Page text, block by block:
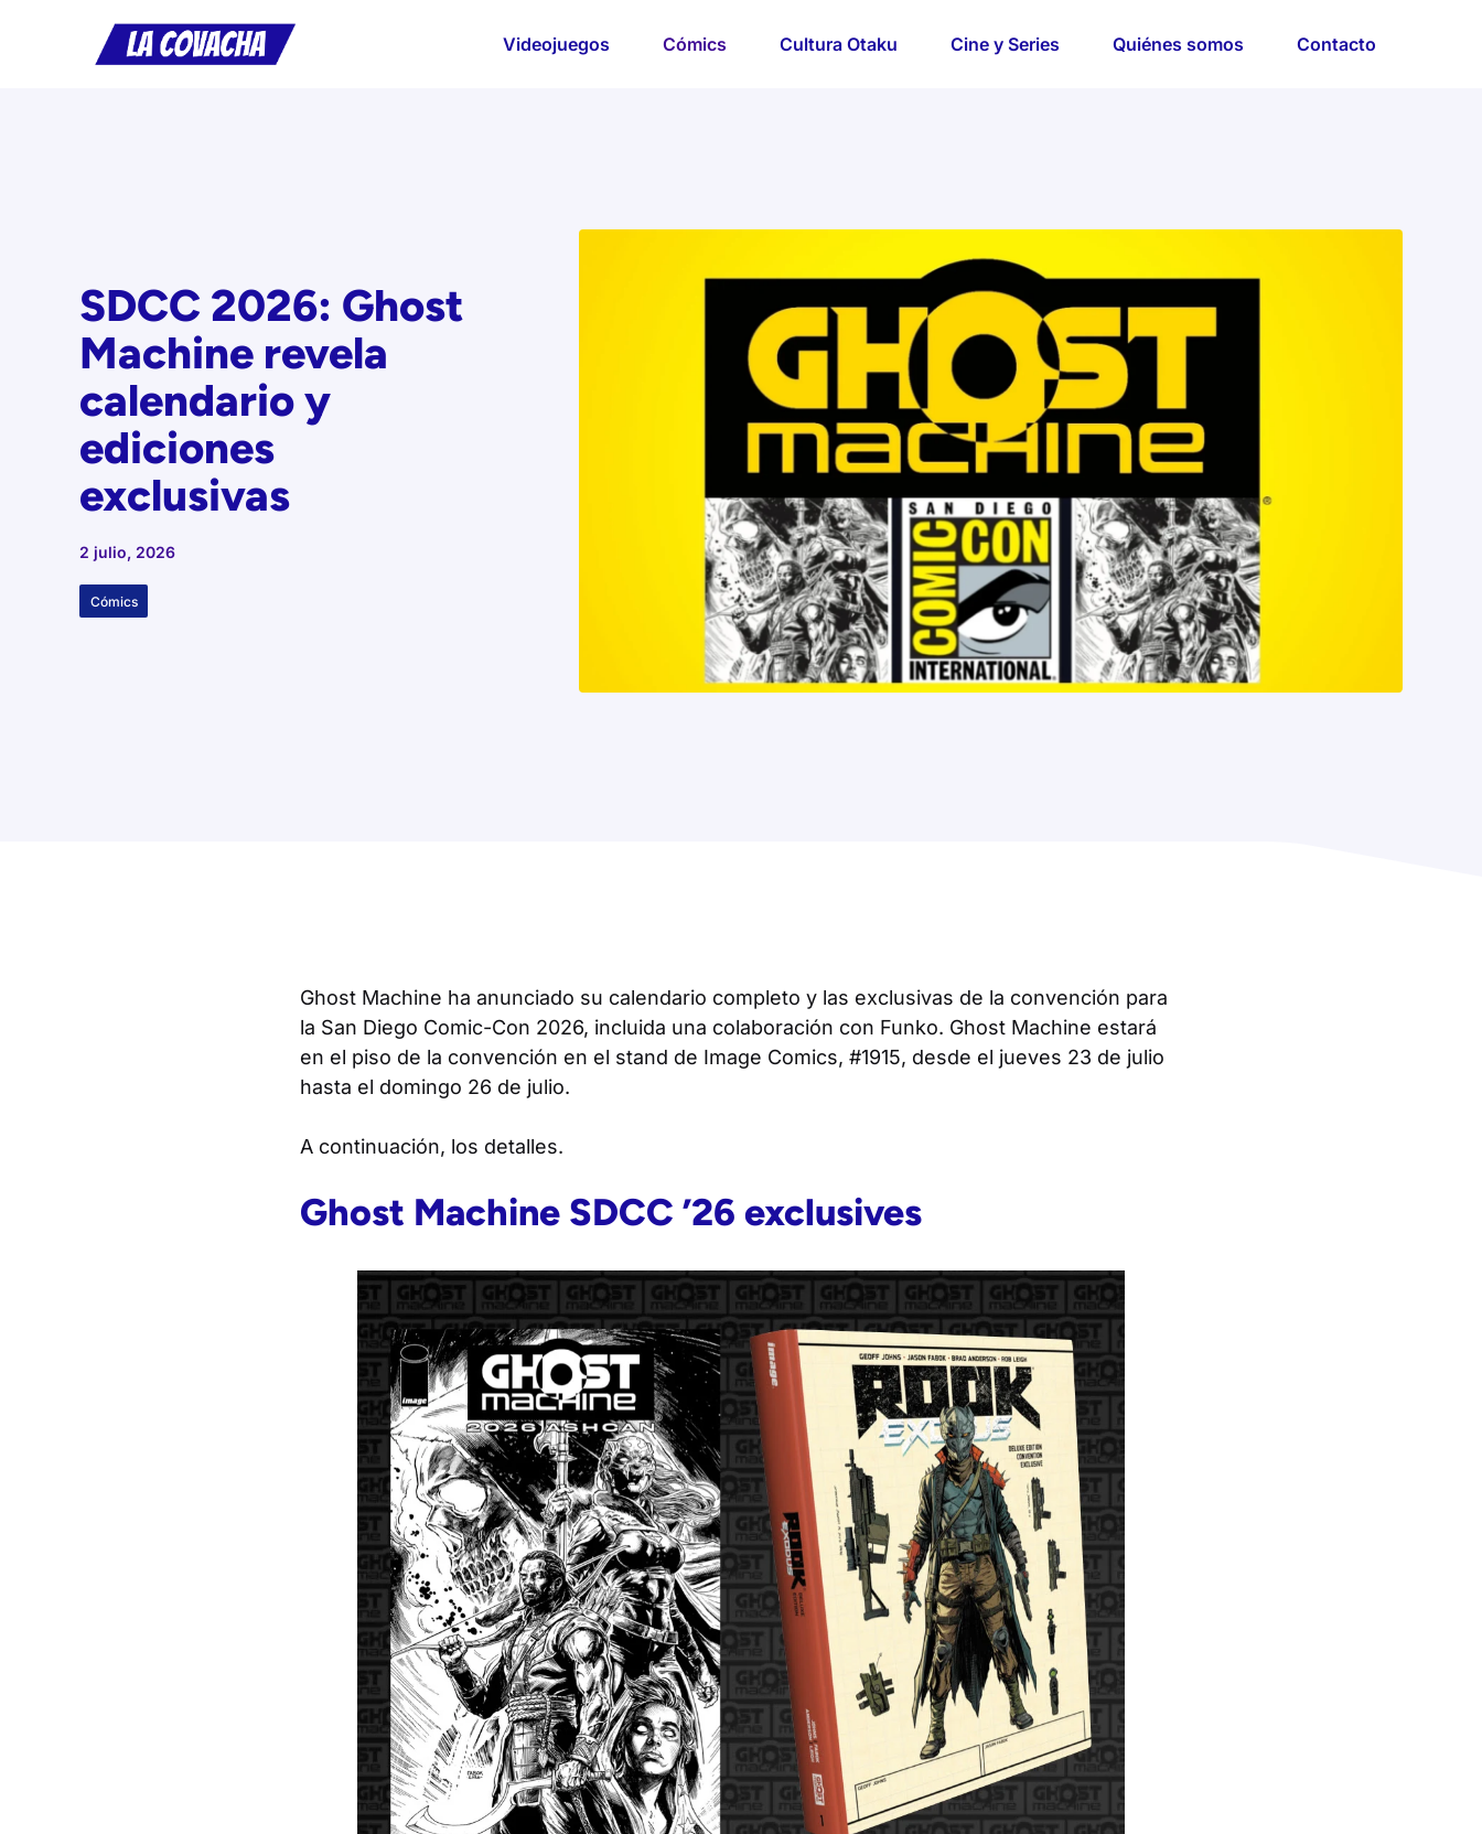
Videojuegos Cómics Cultura Otaku Cine y Series Quiénes somos Contacto
SDCC 2026: Ghost
Machine revela
calendario y
ediciones
exclusivas
2 julio, 2026
Cómics
Ghost Machine ha anunciado su calendario completo y las exclusivas de la convención para
la San Diego Comic-Con 2026, incluida una colaboración con Funko. Ghost Machine estará
en el piso de la convención en el stand de Image Comics, #1915, desde el jueves 23 de julio
hasta el domingo 26 de julio.
A continuación, los detalles.
Ghost Machine SDCC ’26 exclusives